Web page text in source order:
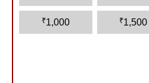
₹1,000 ₹1,500